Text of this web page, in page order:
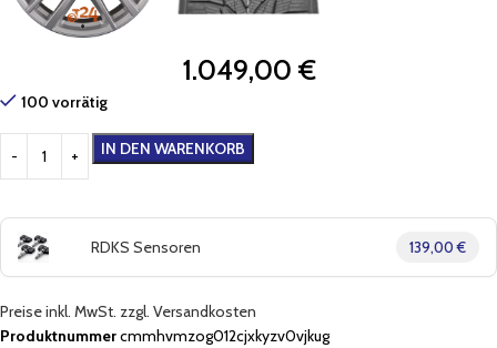
1.049,00 €
100 vorrätig
IN DEN WARENKORB
RDKS Sensoren 139,00 €
Preise inkl. MwSt. zzgl. Versandkosten
Produktnummercmmhvmzog012cjxkyzv0vjkug